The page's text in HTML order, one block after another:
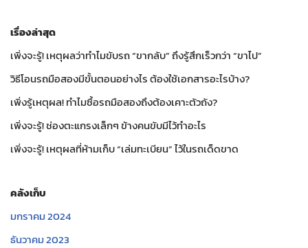
เรื่องล่าสุด
เพิ่งจะรู้! เหตุผลว่าทำไมขับรถ “ขากลับ” ถึงรู้สึกเร็วกว่า “ขาไป”
วิธีโอนรถมือสองมีขั้นตอนอย่างไร ต้องใช้เอกสารอะไรบ้าง?
เพิ่งรู้เหตุผล! ทำไมซื้อรถมือสองถึงต้องเคาะตัวถัง?
เพิ่งจะรู้! ช่องตะแกรงเล็กๆ ข้างคนขับมีไว้ทำอะไร
เพิ่งจะรู้! เหตุผลที่ห้ามเก็บ “เล่มทะเบียน” ไว้ในรถเด็ดขาด
คลังเก็บ
มกราคม 2024
ธันวาคม 2023